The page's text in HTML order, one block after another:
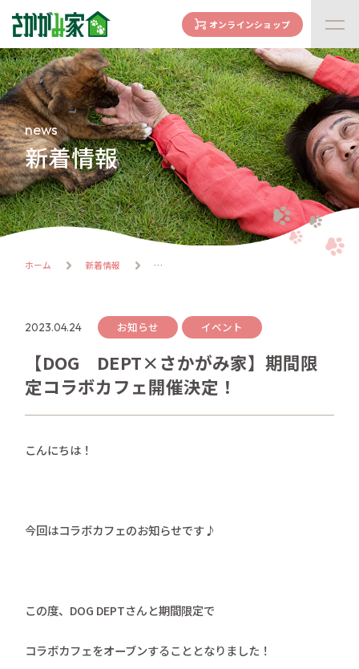
concept
さかがみ家の想い
family
家族になる前に
dogs
わんわん一覧
cats
にゃんにゃん一覧
譲渡までの流れ
ハウス紹介
online store
さかがみ家おすすめグッズ
新着情報
オンラインショップ
news
新着情報
ホーム 新着情報
2023.04.24 お知らせ イベント
【DOG DEPT×さかがみ家】期間限
定コラボカフェ開催決定！
こんにちは！
今回はコラボカフェのお知らせです♪
この度、DOG DEPTさんと期間限定で
コラボカフェをオーブンすることとなりました！